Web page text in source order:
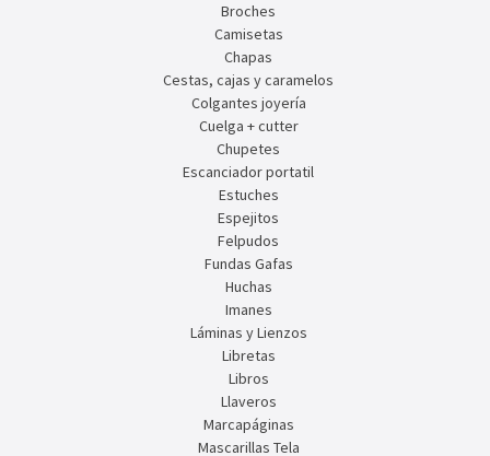
Broches
Camisetas
Chapas
Cestas, cajas y caramelos
Colgantes joyería
Cuelga + cutter
Chupetes
Escanciador portatil
Estuches
Espejitos
Felpudos
Fundas Gafas
Huchas
Imanes
Láminas y Lienzos
Libretas
Libros
Llaveros
Marcapáginas
Mascarillas Tela